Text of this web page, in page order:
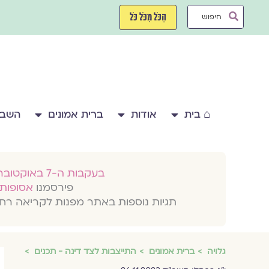
Search
הַכֹּל מִכֹּל כֹּל
⌂ בית אודות ברית אמונים
בעקבות ה-7 באוקטובר 2023
פירסמנו
תגיות נוספות באתר מפנות לקריאה
גלויה ברית אמונים
התייצבות לצד דינה - תכנים